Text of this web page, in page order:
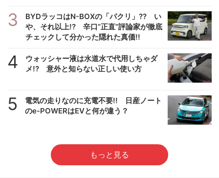
3
BYDラッコはN-BOXの「パクリ」?? い
や、それ以上!? 辛口”正直”評論家が徹底
チェックして分かった隠れた真価!!
4
ウォッシャー液は水道水で代用しちゃダ
メ!? 意外と知らない正しい使い方
5
電気の走りなのに充電不要!! 日産ノート
のe-POWERはEVと何が違う？
もっと見る